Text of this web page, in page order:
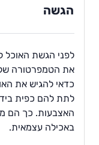
הגשה
לפני הגשת האוכל
את הטמפרטורה
כדאי להגיש את
לתת להם כפית
האצבעות. כך הם
באכילה עצמאית.